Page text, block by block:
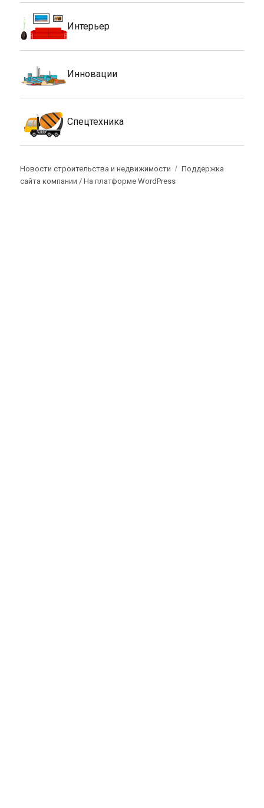
Интерьер
Инновации
Спецтехника
Новости строительства и недвижимости
Поддержка
сайта компании /На платформе WordPress